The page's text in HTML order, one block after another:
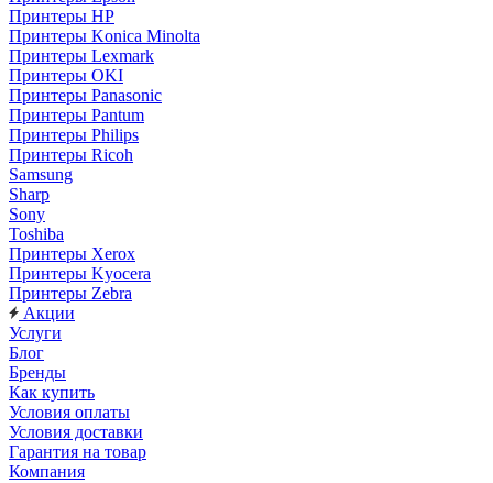
Принтеры HP
Принтеры Konica Minolta
Принтеры Lexmark
Принтеры OKI
Принтеры Panasonic
Принтеры Pantum
Принтеры Philips
Принтеры Ricoh
Samsung
Sharp
Sony
Toshiba
Принтеры Xerox
Принтеры Kyocera
Принтеры Zebra
Акции
Услуги
Блог
Бренды
Как купить
Условия оплаты
Условия доставки
Гарантия на товар
Компания